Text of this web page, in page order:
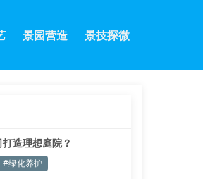
景园营造 景技探微
造理想庭院？
#绿化养护